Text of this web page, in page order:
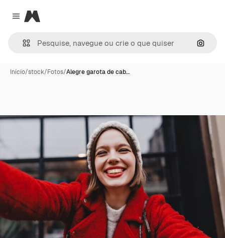
Close menu
Magnific
Início/stock/Fotos/Alegre garota de cab…